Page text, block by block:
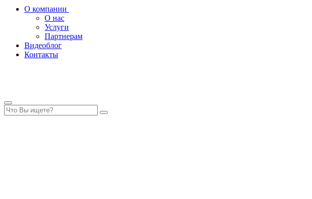
О компании
О нас
Услуги
Партнерам
Видеоблог
Контакты